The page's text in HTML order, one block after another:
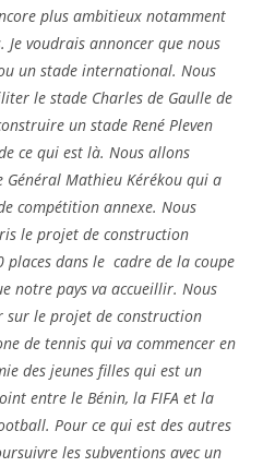
plus ambitieux notamment
Je voudrais annoncer que nous
un stade international. Nous
le stade Charles de Gaulle de
un stade René Pleven
ce qui est là. Nous allons
Général Mathieu Kérékou qui a
compétition annexe. Nous
le projet de construction
places dans le cadre de la coupe
notre pays va accueillir. Nous
sur le projet de construction
de tennis qui va commencer en
des jeunes filles qui est un
entre le Bénin, la FIFA et la
Pour ce qui est des autres
les subventions avec un